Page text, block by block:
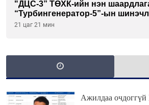
"ДЦС-3” ТӨХК-ийн нэн
“Турбингенератор-5”-ын
шийдвэрлэхээр болов
21 цаг 21 мин
Ажилдаа